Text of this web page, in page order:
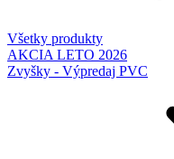
Všetky produkty
AKCIA LETO 2026
Zvyšky - Výpredaj PVC